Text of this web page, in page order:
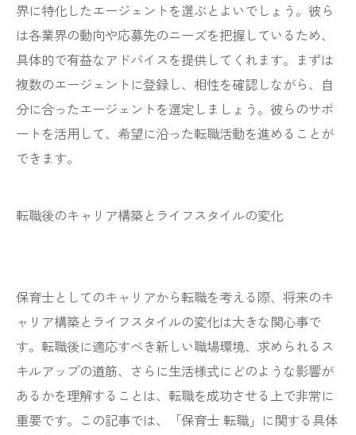
界に特化したエージェントを選ぶとよいでしょう。彼ら
は各業界の動向や応募先のニーズを把握しているため、
具体的で有益なアドバイスを提供してくれます。まずは
複数のエージェントに登録し、相性を確認しながら、自
分に合ったエージェントを選定しましょう。彼らのサポ
ートを活用して、希望に沿った転職活動を進めることが
できます。
転職後のキャリア構築とライフスタイルの変化
保育士としてのキャリアから転職を考える際、将来のキ
ャリア構築とライフスタイルの変化は大きな関心事で
す。転職後に適応すべき新しい職場環境、求められるス
キルアップの道筋、さらに生活様式にどのような影響が
あるかを理解することは、転職を成功させる上で非常に
重要です。この記事では、「保育士 転職」に関する具体